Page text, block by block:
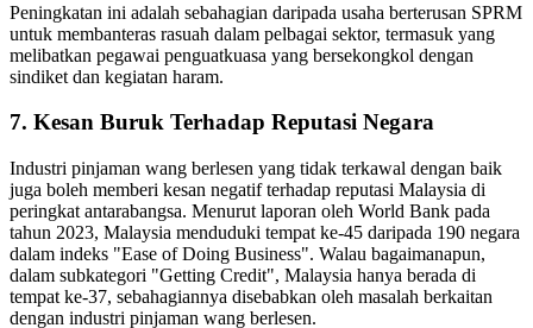
Peningkatan ini adalah sebahagian daripada usaha berterusan SPRM
untuk membanteras rasuah dalam pelbagai sektor, termasuk yang
melibatkan pegawai penguatkuasa yang bersekongkol dengan
sindiket dan kegiatan haram.
7. Kesan Buruk Terhadap Reputasi Negara
Industri pinjaman wang berlesen yang tidak terkawal dengan baik
juga boleh memberi kesan negatif terhadap reputasi Malaysia di
peringkat antarabangsa. Menurut laporan oleh World Bank pada
tahun 2023, Malaysia menduduki tempat ke-45 daripada 190 negara
dalam indeks "Ease of Doing Business". Walau bagaimanapun,
dalam subkategori "Getting Credit", Malaysia hanya berada di
tempat ke-37, sebahagiannya disebabkan oleh masalah berkaitan
dengan industri pinjaman wang berlesen.